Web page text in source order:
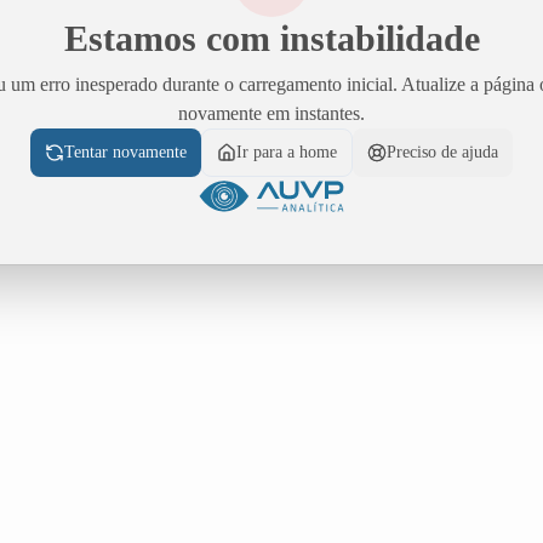
Estamos com instabilidade
um erro inesperado durante o carregamento inicial. Atualize a página
novamente em instantes.
Tentar novamente Ir para a home Preciso de ajuda